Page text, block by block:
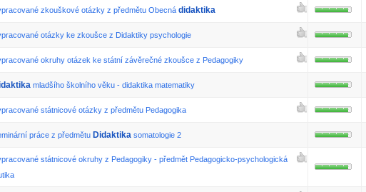
zkouškové otázky z předmětu Obecná didaktika
otázky ke zkoušce z Didaktiky psychologie
okruhy otázek ke státní závěrečné zkoušce z Pedagogiky
mladšího školního věku - didaktika matematiky
státnicové otázky z předmětu Pedagogika
práce z předmětu Didaktika somatologie 2
státnicové okruhy z Pedagogiky - předmět Pedagogicko-psychologická